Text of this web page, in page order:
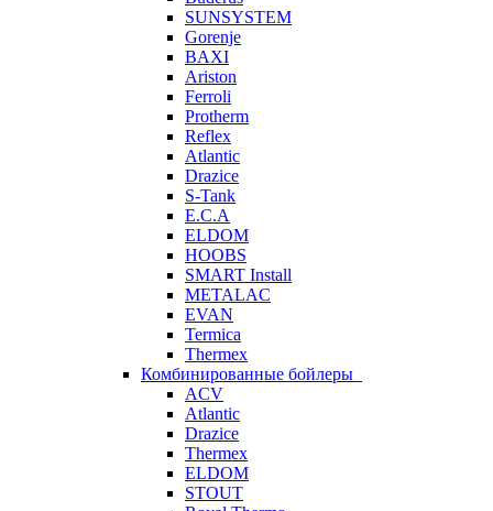
SUNSYSTEM
Gorenje
BAXI
Ariston
Ferroli
Protherm
Reflex
Atlantic
Drazice
S-Tank
E.C.A
ELDOM
HOOBS
SMART Install
METALAC
EVAN
Termica
Thermex
Комбинированные бойлеры
ACV
Atlantic
Drazice
Thermex
ELDOM
STOUT